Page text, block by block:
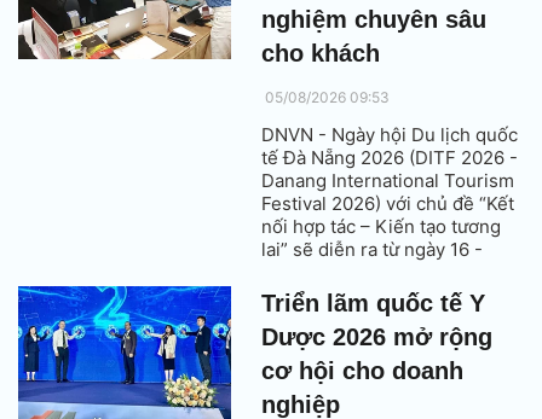
nghiệm chuyên sâu
cho khách
05/08/2026 09:53
DNVN - Ngày hội Du lịch quốc
tế Đà Nẵng 2026 (DITF 2026 -
Danang International Tourism
Festival 2026) với chủ đề “Kết
nối hợp tác – Kiến tạo tương
lai” sẽ diễn ra từ ngày 16 -
bật, trong đó có bổ sung nhiều
chương trình trải nghiệm cho
khách, hướng tới trở thành sự
kiện xúc tiến du lịch quốc tế
thường niên của Việt Nam.
Triển lãm quốc tế Y
Dược 2026 mở rộng
cơ hội cho doanh
nghiệp